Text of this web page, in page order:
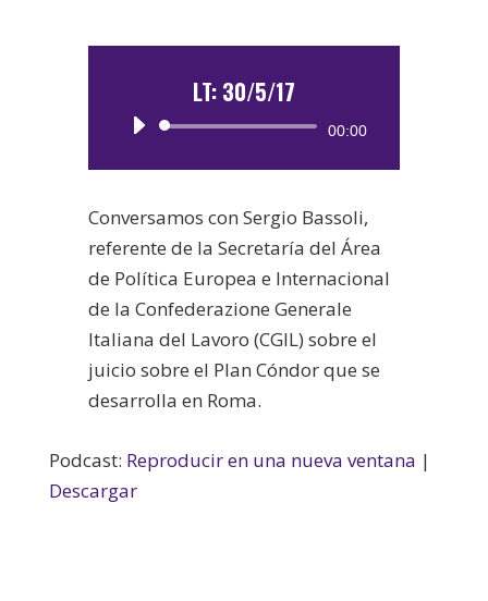
LT: 30/5/17
Reproductor
00:00
Conversamos con Sergio Bassoli,
referente de la Secretaría del Área
de Política Europea e Internacional
de la Confederazione Generale
Italiana del Lavoro (CGIL) sobre el
juicio sobre el Plan Cóndor que se
desarrolla en Roma.
Podcast: Reproducir en una nueva ventana |
Descargar